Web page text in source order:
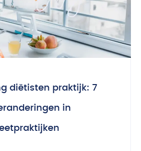
diëtisten praktijk: 7
in